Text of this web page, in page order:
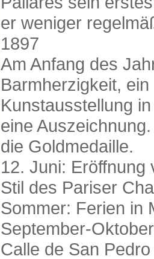
er weniger
1897
Am Anfang des
Barmherzigkeit,
Kunstausstellung
eine
die Goldmedaille.
12. Juni:
Stil des Pariser
Sommer: Ferien in
September-
Calle de San